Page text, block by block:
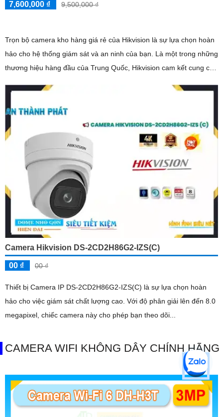
7,600,000 ₫ 9,500,000 ₫
Trọn bộ camera kho hàng giá rẻ của Hikvision là sự lựa chọn hoàn
hảo cho hệ thống giám sát và an ninh của bạn. Là một trong những
thương hiệu hàng đầu của Trung Quốc, Hikvision cam kết cung cấp
Camera Hikvision DS-2CD2H86G2-IZS(C)
00 ₫ 00 ₫
Thiết bị Camera IP DS-2CD2H86G2-IZS(C) là sự lựa chọn hoàn
hảo cho việc giám sát chất lượng cao. Với độ phân giải lên đến 8.0
megapixel, chiếc camera này cho phép bạn theo dõi...
CAMERA WIFI KHÔNG DÂY CHÍNH HÃNG